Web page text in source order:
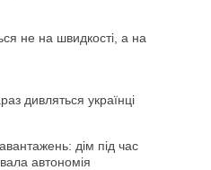
не на швидкості, а на
дивляться українці
дім під час
автономія